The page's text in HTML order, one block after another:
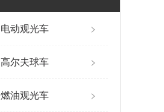
电动观光车 >
高尔夫球车 >
燃油观光车 >